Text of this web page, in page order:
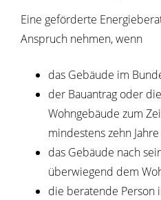
Eine geförderte
Anspruch nehmen, wenn
das Gebäude im
der Bauantrag oder
Wohngebäude zum
mindestens zehn
das Gebäude nach
überwiegend dem
die beratende Person